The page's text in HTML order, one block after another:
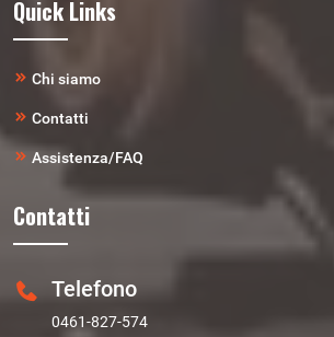
Quick Links
Chi siamo
Contatti
Assistenza/FAQ
Contatti
Telefono
0461-827-574